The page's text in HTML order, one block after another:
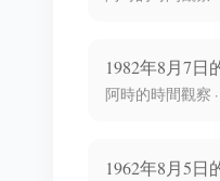
1982年8月7日
阿時的時間觀察
1962年8月5日